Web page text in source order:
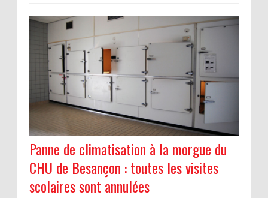
Panne de climatisation à la morgue du
CHU de Besançon : toutes les visites
scolaires sont annulées